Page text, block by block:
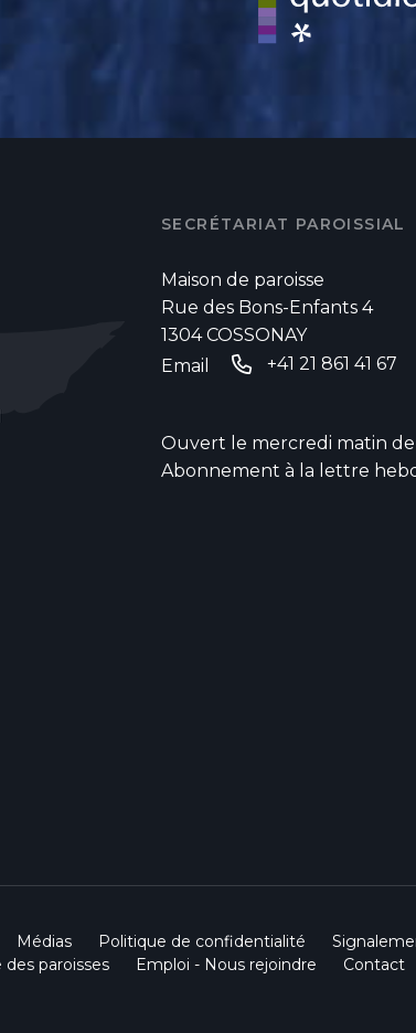
SECRÉTARIAT PAROISSIAL
Maison de paroisse
Rue des Bons-Enfants 4
1304 COSSONAY
Email
+41 21 861 41 67
Ouvert le mercredi matin de
Abonnement à la lettre
Médias Politique de confidentialité
des paroisses Emploi - Nous rejoindre
Contact